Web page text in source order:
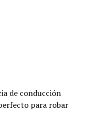
de conducción
para robar